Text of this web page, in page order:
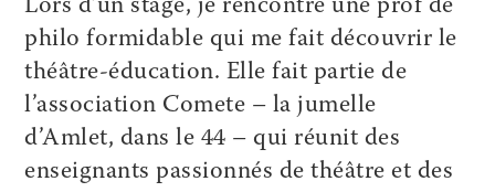
Lors d’un stage, je rencontre une prof de
philo formidable qui me fait découvrir le
théâtre-éducation. Elle fait partie de
l’association Comete – la jumelle
d’Amlet, dans le 44 – qui réunit des
enseignants passionnés de théâtre et des